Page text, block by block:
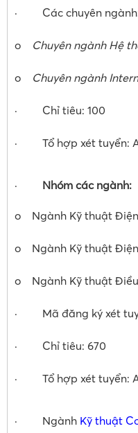
· Các chuyên
o Chuyên ngành Hệ
o Chuyên ngành
· Chỉ tiêu: 100
· Tổ hợp xét tuyển:
· Nhóm các ngành:
o Ngành Kỹ thuật Điện
o Ngành Kỹ thuật
o Ngành Kỹ thuật Điều
· Mã đăng ký xét
· Chỉ tiêu: 670
· Tổ hợp xét tuyển:
· Ngành Kỹ thuật